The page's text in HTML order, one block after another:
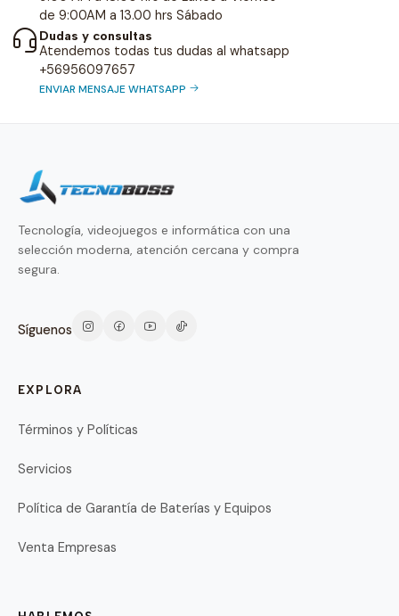
de 9:00AM a 13.00 hrs Sábado
Dudas y consultas
Atendemos todas tus dudas al whatsapp
+56956097657
ENVIAR MENSAJE WHATSAPP
Tecnología, videojuegos e informática con una
selección moderna, atención cercana y compra
segura.
Síguenos
EXPLORA
Términos y Políticas
Servicios
Política de Garantía de Baterías y Equipos
Venta Empresas